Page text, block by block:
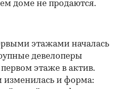
доме не продаются.
этажами началась
девелоперы
этаже в актив.
изменилась и форма: